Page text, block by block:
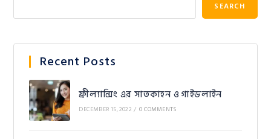
SEARCH
Recent Posts
ফ্রীল্যান্সিং এর সাতকাহন ও গাইডলাইন
DECEMBER 15, 2022 / 0 COMMENTS